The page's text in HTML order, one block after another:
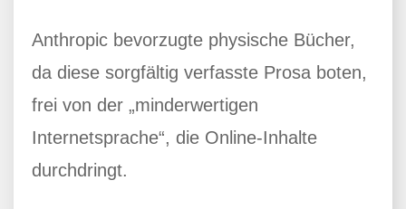
Anthropic bevorzugte physische Bücher,
da diese sorgfältig verfasste Prosa boten,
frei von der „minderwertigen
Internetsprache“, die Online-Inhalte
durchdringt.